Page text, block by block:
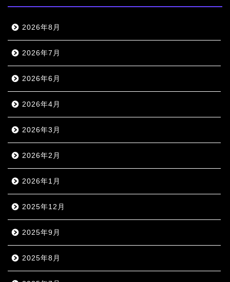
2026年8月
2026年7月
2026年6月
2026年4月
2026年3月
2026年2月
2026年1月
2025年12月
2025年9月
2025年8月